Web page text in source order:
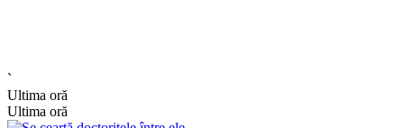
`
Ultima oră
Ultima oră